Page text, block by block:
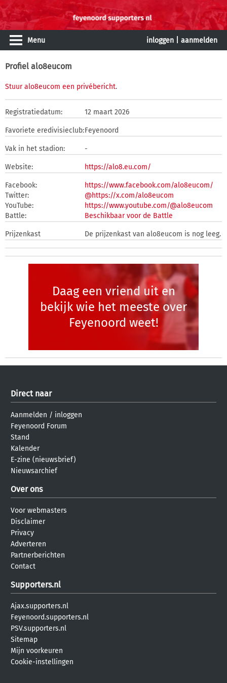
Menu inloggen aanmelden
Profiel alo8eucom
Stuur alo8eucom een privébericht.
Registratiedatum: 12 maart 2026
Favoriete eredivisieclub:Feyenoord
Vak in het stadion: -
Website: https://alo8.eu.com/
Facebook:
https://www.facebook.com/alo8eucom/
Twitter:
@https://x.com/alo8eucom
YouTube:
https://www.youtube.com/@alo8eucom
Battle:
Beschikbaar voor de Battle
Prijzenkast De prijzenkast van alo8eucom is nog leeg.
Daag een vriend uit en
bekijk wie het meeste over
Feyenoord weet!
Direct naar
Aanmelden / inloggen
Feyenoord Forum
Stand
Kalender
E-zine (nieuwsbrief)
Nieuwsarchief
Over ons
Voor webmasters
Disclaimer
Privacy
Adverteren
Partnerberichten
Contact
Supporters.nl
Ajax.supporters.nl
Feyenoord.supporters.nl
PSV.supporters.nl
Sitemap
Mijn voorkeuren
Cookie-instellingen